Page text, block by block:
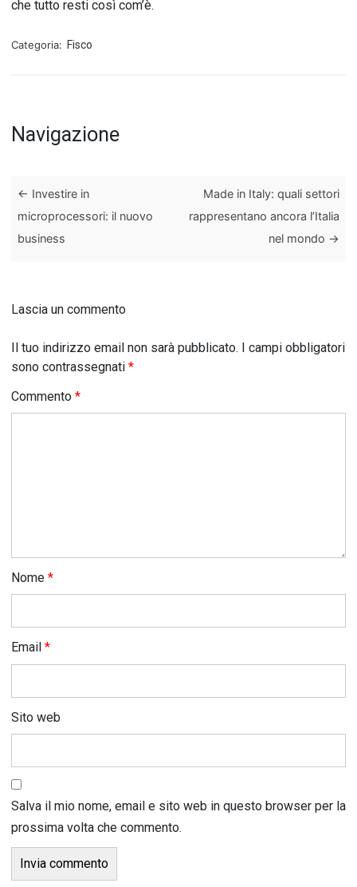
che tutto resti così com’è.
Categoria: Fisco
Navigazione
← Investire in
microprocessori: il nuovo
business
Made in Italy: quali settori
rappresentano ancora l’Italia
nel mondo →
Lascia un commento
Il tuo indirizzo email non sarà pubblicato. I campi obbligatori
sono contrassegnati *
Commento *
Nome *
Email *
Sito web
Salva il mio nome, email e sito web in questo browser per la
prossima volta che commento.